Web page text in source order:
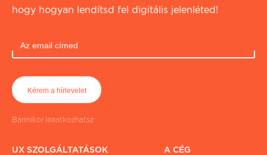
hogy hogyan lendítsd fel digitális jelenléted!
Bármikor leiratkozhatsz
UX SZOLGÁLTATÁSOK A CÉG